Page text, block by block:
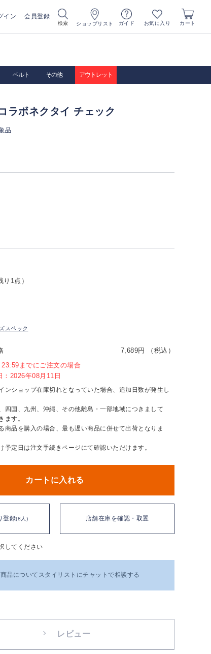
イン 会員登録
検索 ショップリスト ガイド お気に入り カート
ベルト その他 アウトレット
ラボネクタイ チェック
品
1点）
スペック
7,689円 （税込）
までにご注文の場合
：2026年08月11日
ンショップ在庫切れとなっていた場合、追加日数が発生し
四国、九州、沖縄、その他離島・一部地域につきまして
ます。
商品を購入の場合、最も遅い商品に併せて出荷となりま
定日は注文手続きページにて確認いただけます。
カートに入れる
登録(8人) 店舗在庫を確認・取置
してください
品についてスタイリストにチャットで相談する
レビュー